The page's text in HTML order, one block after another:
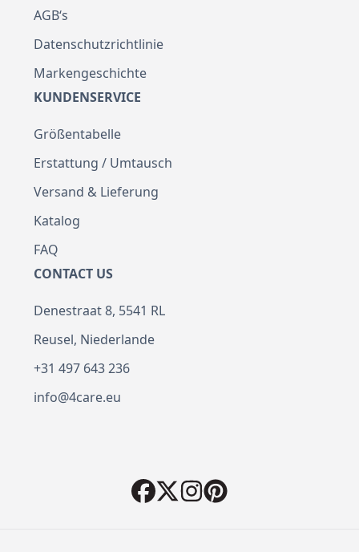
AGB‘s
Datenschutzrichtlinie
Markengeschichte
KUNDENSERVICE
Größentabelle
Erstattung / Umtausch
Versand & Lieferung
Katalog
FAQ
CONTACT US
Denestraat 8, 5541 RL
Reusel, Niederlande
+31 497 643 236
info@4care.eu